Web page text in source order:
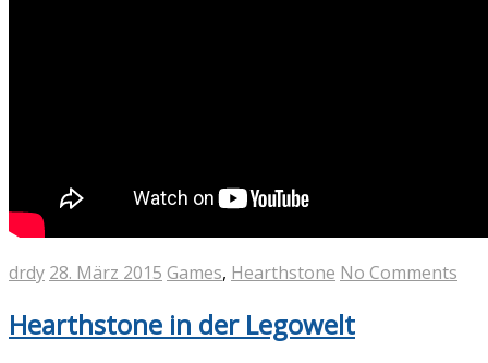
drdy 28. März 2015 Games, Hearthstone No Comments
Hearthstone in der Legowelt